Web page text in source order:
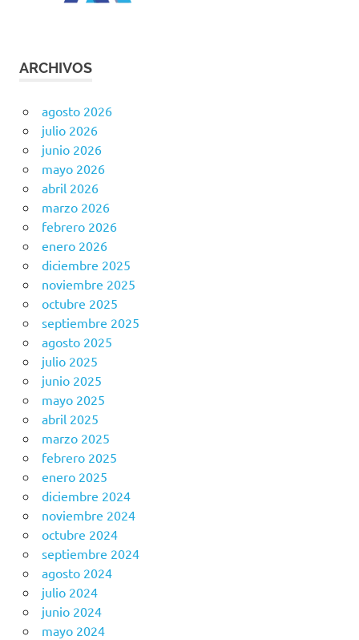
ARCHIVOS
agosto 2026
julio 2026
junio 2026
mayo 2026
abril 2026
marzo 2026
febrero 2026
enero 2026
diciembre 2025
noviembre 2025
octubre 2025
septiembre 2025
agosto 2025
julio 2025
junio 2025
mayo 2025
abril 2025
marzo 2025
febrero 2025
enero 2025
diciembre 2024
noviembre 2024
octubre 2024
septiembre 2024
agosto 2024
julio 2024
junio 2024
mayo 2024